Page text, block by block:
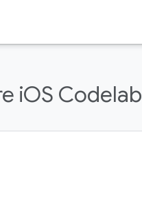
iOS Codelab